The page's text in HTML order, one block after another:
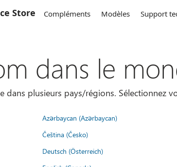
Store Compléments Modèles Support
dans le
dans plusieurs pays/régions. Sélectionnez
Azərbaycan (Azərbaycan)
Čeština (Česko)
Deutsch (Österreich)